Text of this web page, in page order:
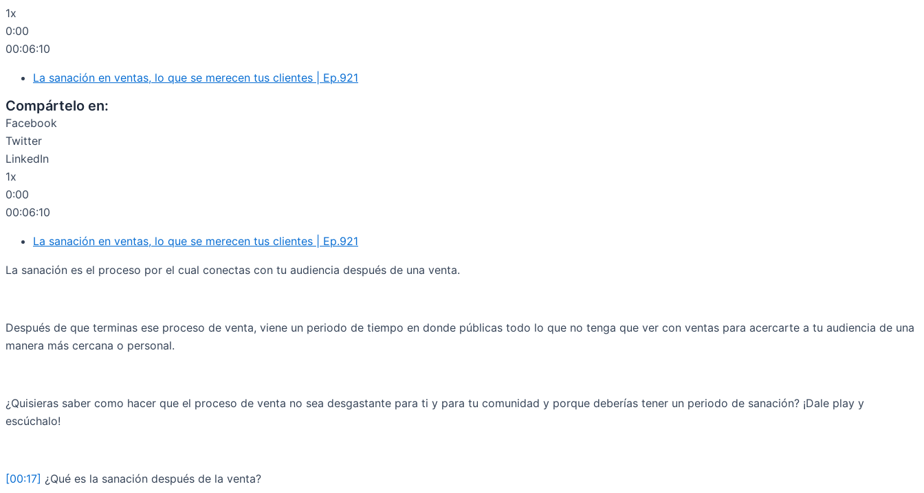
1x
0:00
00:06:10
La sanación en ventas, lo que se merecen tus clientes | Ep.921
Compártelo en:
Facebook
Twitter
LinkedIn
1x
0:00
00:06:10
La sanación en ventas, lo que se merecen tus clientes | Ep.921
La sanación es el proceso por el cual conectas con tu audiencia después de una venta.
Después de que terminas ese proceso de venta, viene un periodo de tiempo en donde públicas todo lo que no tenga que ver con ventas para acercarte a tu audiencia de una
manera más cercana o personal.
¿Quisieras saber como hacer que el proceso de venta no sea desgastante para ti y para tu comunidad y porque deberías tener un periodo de sanación? ¡Dale play y
escúchalo!
[00:17] ¿Qué es la sanación después de la venta?